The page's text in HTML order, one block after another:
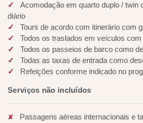
Acomodação em quarto duplo / twin
diário
Tours de acordo com itinerário com
Todos os traslados em veículos
Todos os passeios de barco como
Todas as taxas de entrada como
Refeições conforme indicado no
Serviços não incluídos
Passagens aéreas internacionais e